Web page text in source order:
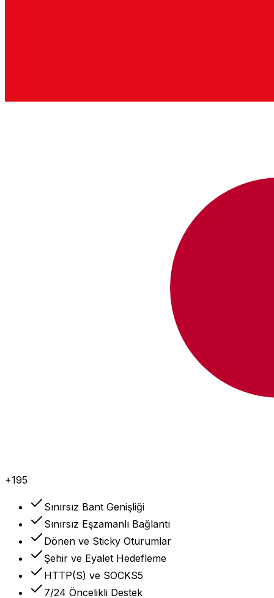
+195
Sınırsız Bant Genişliği
Sınırsız Eşzamanlı Bağlantı
Dönen ve Sticky Oturumlar
Şehir ve Eyalet Hedefleme
HTTP(S) ve SOCKS5
7/24 Öncelikli Destek